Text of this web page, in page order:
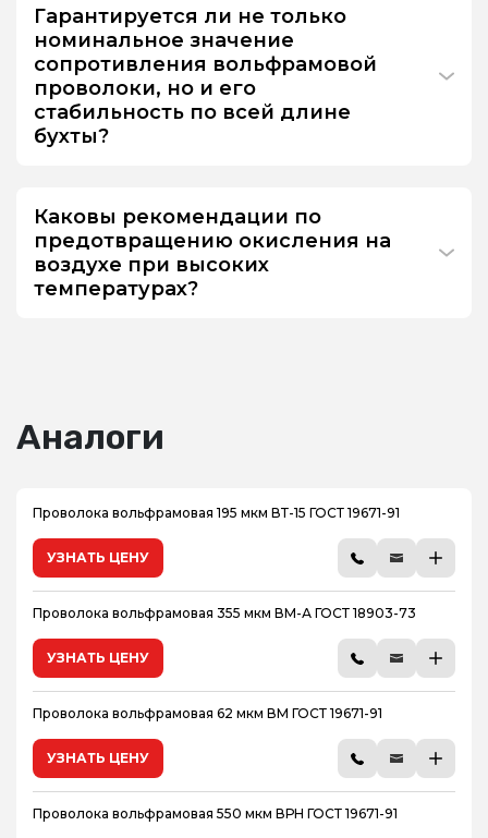
Гарантируется ли не только
номинальное значение
сопротивления вольфрамовой
проволоки, но и его
стабильность по всей длине
бухты?
Каковы рекомендации по
предотвращению окисления на
воздухе при высоких
температурах?
Аналоги
Проволока вольфрамовая 195 мкм ВТ-15 ГОСТ 19671-91
УЗНАТЬ ЦЕНУ
Проволока вольфрамовая 355 мкм ВМ-А ГОСТ 18903-73
УЗНАТЬ ЦЕНУ
Проволока вольфрамовая 62 мкм ВМ ГОСТ 19671-91
УЗНАТЬ ЦЕНУ
Проволока вольфрамовая 550 мкм ВРН ГОСТ 19671-91